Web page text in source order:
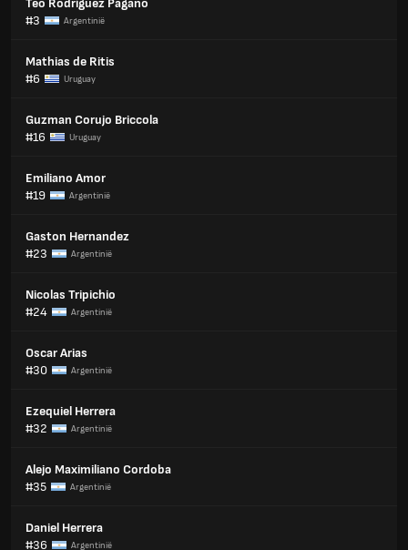
Teo Rodriguez Pagano
#3
Argentinië
Mathias de Ritis
#6
Uruguay
Guzman Corujo Briccola
#16
Uruguay
Emiliano Amor
#19
Argentinië
Gaston Hernandez
#23
Argentinië
Nicolas Tripichio
#24
Argentinië
Oscar Arias
#30
Argentinië
Ezequiel Herrera
#32
Argentinië
Alejo Maximiliano Cordoba
#35
Argentinië
Daniel Herrera
#36
Argentinië